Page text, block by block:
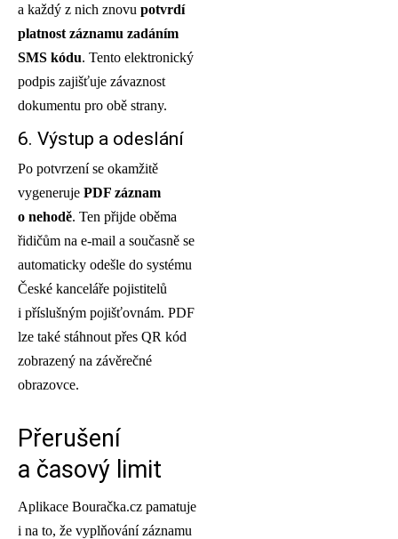
a každý z nich znovu potvrdí
platnost záznamu zadáním
SMS kódu. Tento elektronický
podpis zajišťuje závaznost
dokumentu pro obě strany.
6. Výstup a odeslání
Po potvrzení se okamžitě
vygeneruje PDF záznam
o nehodě. Ten přijde oběma
řidičům na e-mail a současně se
automaticky odešle do systému
České kanceláře pojistitelů
i příslušným pojišťovnám. PDF
lze také stáhnout přes QR kód
zobrazený na závěrečné
obrazovce.
Přerušení
a časový limit
Aplikace Bouračka.cz pamatuje
i na to, že vyplňování záznamu